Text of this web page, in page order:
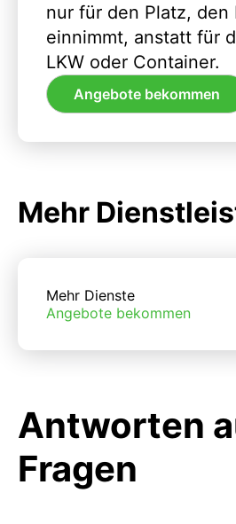
nur für den Platz, den
einnimmt, anstatt für
LKW oder Container.
Angebote bekommen
Mehr
Mehr Dienste
Angebote bekommen
Antworten
Fragen